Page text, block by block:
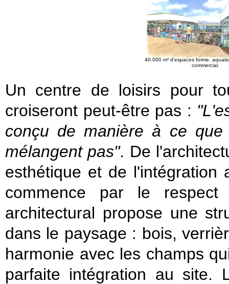
40.000 m² d'espaces forme,
commercial.
Un centre de loisirs pour
croiseront peut-être pas :
conçu de manière à ce
mélangent pas". De
esthétique et de
commence par le
architectural propose une
dans le paysage : bois,
harmonie avec les champs
parfaite intégration au site.